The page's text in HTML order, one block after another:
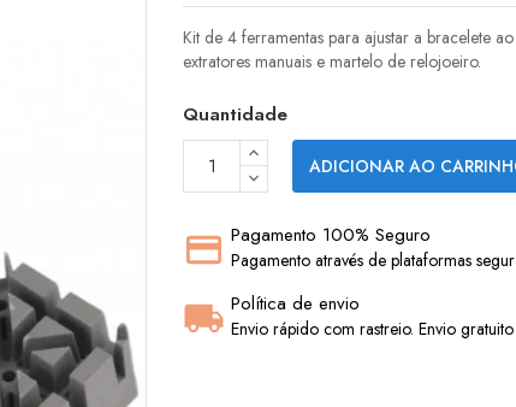
Kit de 4 ferramentas para ajustar a bracelete
extratores manuais e martelo de relojoeiro.
Quantidade
ADICIONAR AO
Pagamento 100% Seguro
Pagamento através de plataformas
Política de envio
Envio rápido com rastreio. Envio